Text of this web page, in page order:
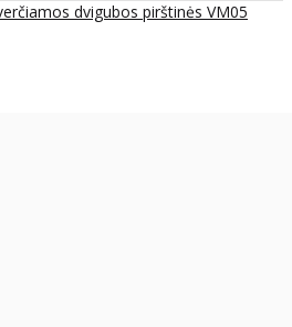
dvigubos pirštinės VM05